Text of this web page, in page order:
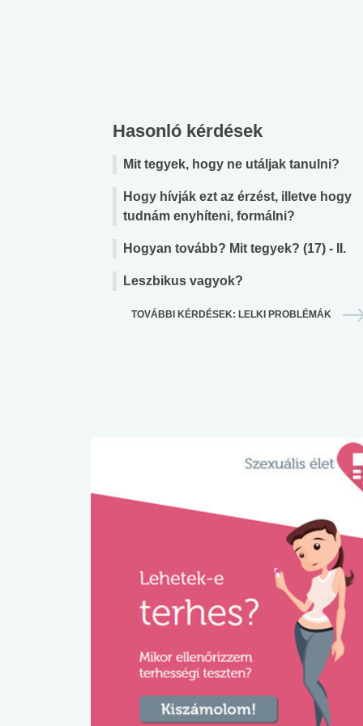
Hasonló kérdések
Mit tegyek, hogy ne utáljak tanulni?
Hogy hívják ezt az érzést, illetve hogy
tudnám enyhíteni, formálni?
Hogyan tovább? Mit tegyek? (17) - II.
Leszbikus vagyok?
TOVÁBBI KÉRDÉSEK: LELKI PROBLÉMÁK